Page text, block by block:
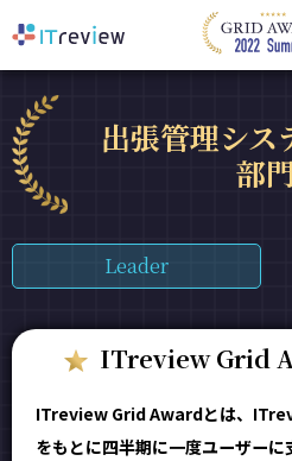
出張管理シ
部
Leader
ITreview Grid
ITreview Grid Awardとは、
をもとに四半期に一度ユーザーに